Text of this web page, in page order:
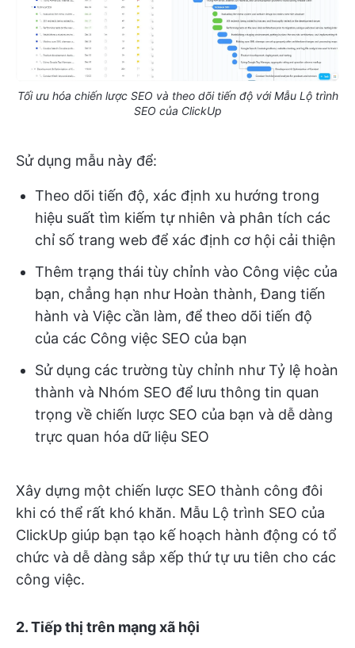
Tối ưu hóa chiến lược SEO và theo dõi tiến độ với Mẫu Lộ trình
SEO của ClickUp
Sử dụng mẫu này để:
Theo dõi tiến độ, xác định xu hướng trong
hiệu suất tìm kiếm tự nhiên và phân tích các
chỉ số trang web để xác định cơ hội cải thiện
Thêm trạng thái tùy chỉnh vào Công việc của
bạn, chẳng hạn như Hoàn thành, Đang tiến
hành và Việc cần làm, để theo dõi tiến độ
của các Công việc SEO của bạn
Sử dụng các trường tùy chỉnh như Tỷ lệ hoàn
thành và Nhóm SEO để lưu thông tin quan
trọng về chiến lược SEO của bạn và dễ dàng
trực quan hóa dữ liệu SEO
Xây dựng một chiến lược SEO thành công đôi
khi có thể rất khó khăn. Mẫu Lộ trình SEO của
ClickUp giúp bạn tạo kế hoạch hành động có tổ
chức và dễ dàng sắp xếp thứ tự ưu tiên cho các
công việc.
2. Tiếp thị trên mạng xã hội